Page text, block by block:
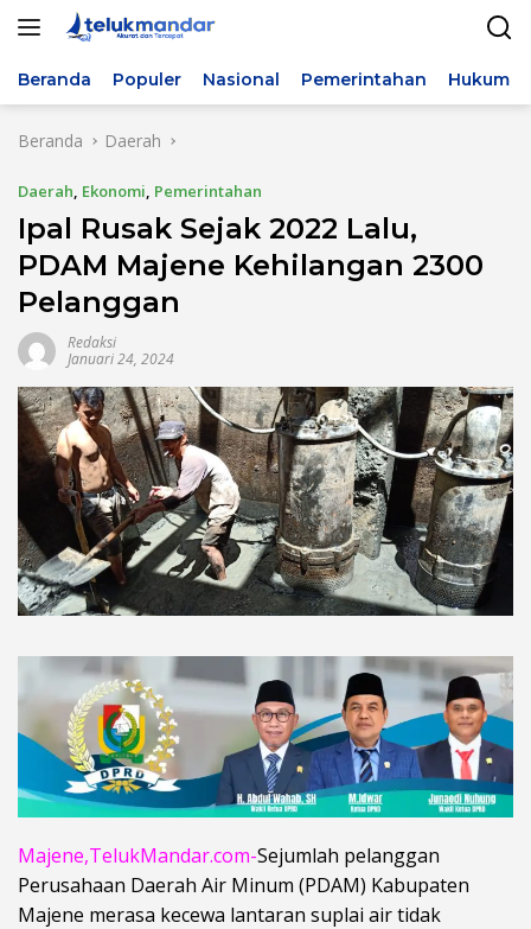
Beranda Populer Nasional Pemerintahan Hukum
Beranda Daerah
Daerah, Ekonomi, Pemerintahan
Ipal Rusak Sejak 2022 Lalu,
PDAM Majene Kehilangan 2300
Pelanggan
Redaksi
Januari 24, 2024
Majene,TelukMandar.com-Sejumlah pelanggan
Perusahaan Daerah Air Minum (PDAM) Kabupaten
Majene merasa kecewa lantaran suplai air tidak